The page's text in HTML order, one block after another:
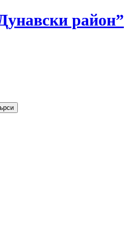
район”